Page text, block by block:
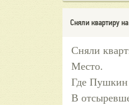
Сняли квартиру
Сняли
Место.
Где Пушкин
В